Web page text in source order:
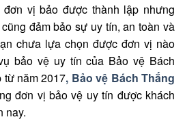
vị bảo được thành lập nhưng
đảm bảo sự uy tín, an toàn và
chưa lựa chọn được đơn vị nào
bảo vệ uy tín của Bảo vệ Bách
năm 2017, Bảo vệ Bách Thắng
đơn vị bảo vệ uy tín được khách
nay.